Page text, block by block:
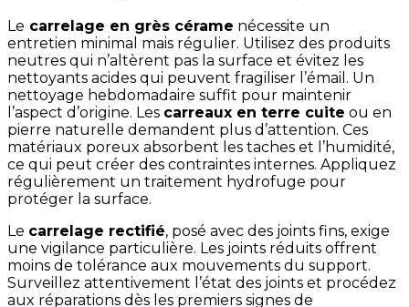
Le carrelage en grès cérame nécessite un
entretien minimal mais régulier. Utilisez des produits
neutres qui n’altèrent pas la surface et évitez les
nettoyants acides qui peuvent fragiliser l’émail. Un
nettoyage hebdomadaire suffit pour maintenir
l’aspect d’origine. Les carreaux en terre cuite ou en
pierre naturelle demandent plus d’attention. Ces
matériaux poreux absorbent les taches et l’humidité,
ce qui peut créer des contraintes internes. Appliquez
régulièrement un traitement hydrofuge pour
protéger la surface.
Le carrelage rectifié, posé avec des joints fins, exige
une vigilance particulière. Les joints réduits offrent
moins de tolérance aux mouvements du support.
Surveillez attentivement l’état des joints et procédez
aux réparations dès les premiers signes de